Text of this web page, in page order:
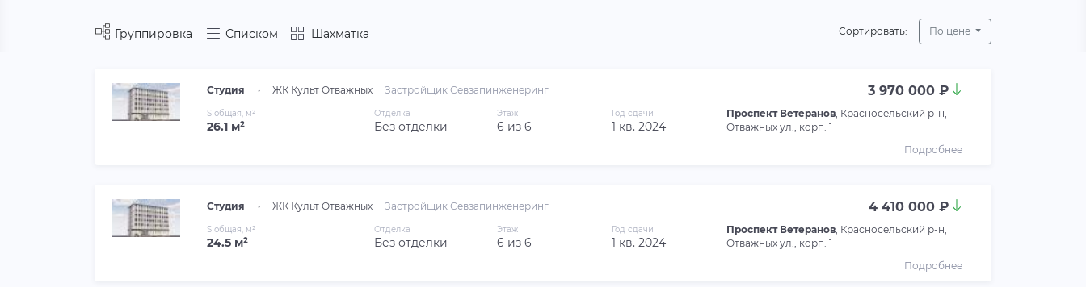
Группировка Списком Шахматка Сортировать: По цене
Студия • ЖК Культ Отважных Застройщик Севзапинженеринг 3 970 000 ₽
S общая, м²
26.1 м²
Отделка
Без отделки
Этаж
6 из 6
Год сдачи
1 кв. 2024
Проспект Ветеранов, Красносельский р-н,
Отважных ул., корп. 1
Подробнее
Студия • ЖК Культ Отважных Застройщик Севзапинженеринг 4 410 000 ₽
S общая, м²
24.5 м²
Отделка
Без отделки
Этаж
6 из 6
Год сдачи
1 кв. 2024
Проспект Ветеранов, Красносельский р-н,
Отважных ул., корп. 1
Подробнее